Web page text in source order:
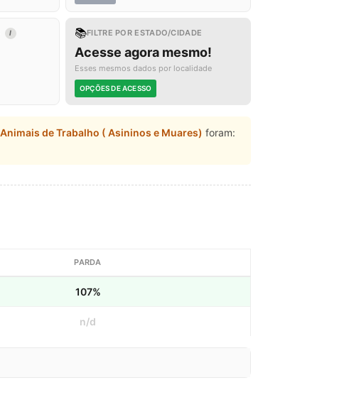
I 📚FILTRE POR ESTADO/CIDADE
Acesse agora mesmo!
Esses mesmos dados por localidade
OPÇÕES DE ACESSO
de Trabalho ( Asininos e Muares) foram:
PARDA
107%
n/d